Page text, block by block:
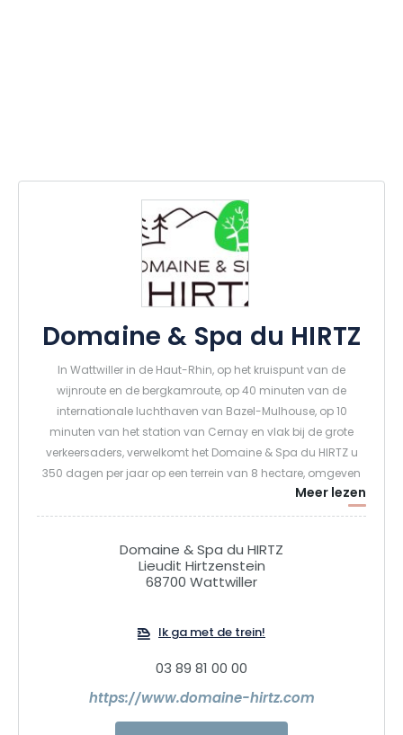
Domaine & Spa du HIRTZ
In Wattwiller in de Haut-Rhin, op het kruispunt van de
wijnroute en de bergkamroute, op 40 minuten van de
internationale luchthaven van Bazel-Mulhouse, op 10
minuten van het station van Cernay en vlak bij de grote
verkeersaders, verwelkomt het Domaine & Spa du HIRTZ u
350 dagen per jaar op een terrein van 8 hectare, omgeven
door weelderig groen en ongerepte natuur.
Midden in het bos van de Vogezen is het Domaine & Spa du
Hirtz een toevluchtsoord waar men tot rust komt. Tussen
bergen en vlakte nodigt het uit om het rustig aan te doen,
echt belangrijk is, in een ongerepte omgeving waar de
natuur elk moment begeleidt. Accommodaties in kamers
en lodges, een Scandinavische spa van 3.300 m², een
samen een levendige plek om nieuwe energie op te doen, te
Meer lezen
Domaine & Spa du HIRTZ
Lieudit Hirtzenstein
68700 Wattwiller
Ik ga met de trein!
03 89 81 00 00
https://www.domaine-hirtz.com